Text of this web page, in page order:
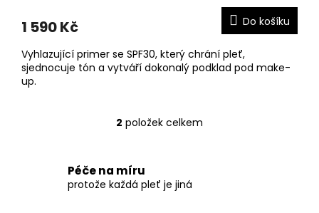
1 590 Kč Do košíku
Vyhlazující primer se SPF30, který chrání pleť,
sjednocuje tón a vytváří dokonalý podklad pod make-
up.
O
d
a
2 položek celkem
Péče na míru
protože každá pleť je jiná